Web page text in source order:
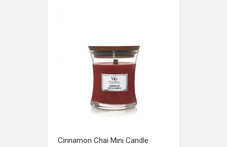
Cinnamon Chai Mini Candle